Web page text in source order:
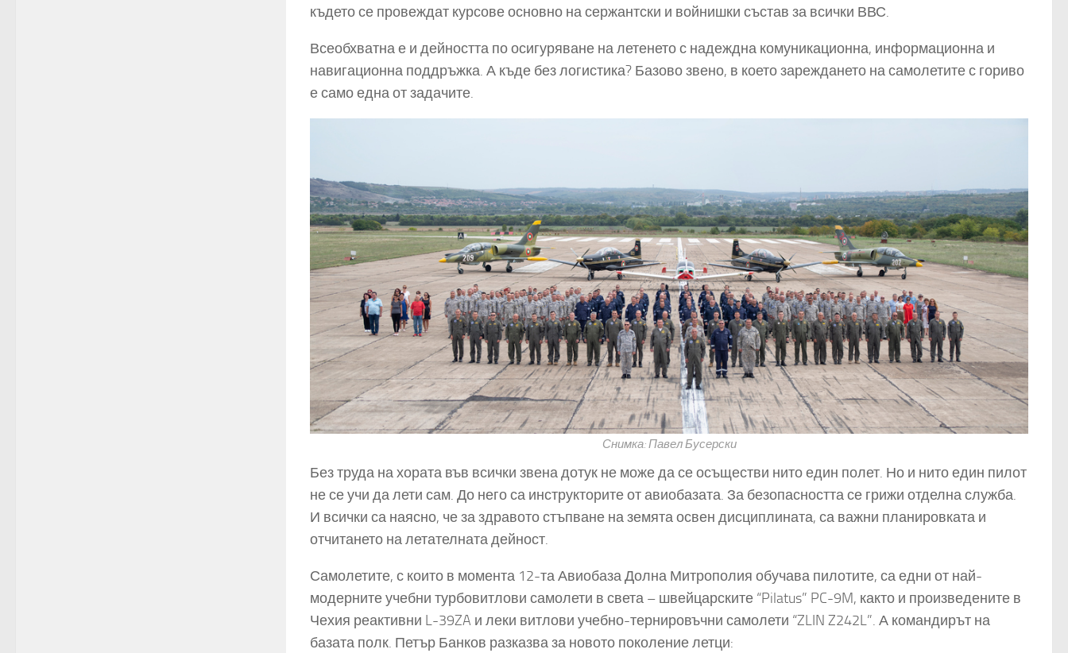
където се провеждат курсове основно на сержантски и войнишки състав за всички ВВС.
Всеобхватна е и дейността по осигуряване на летенето с надеждна комуникационна, информационна и
навигационна поддръжка. А къде без логистика? Базово звено, в което зареждането на самолетите с гориво
е само една от задачите.
Снимка: Павел Бусерски
Без труда на хората във всички звена дотук не може да се осъществи нито един полет. Но и нито един пилот
не се учи да лети сам. До него са инструкторите от авиобазата. За безопасността се грижи отделна служба.
И всички са наясно, че за здравото стъпване на земята освен дисциплината, са важни планировката и
отчитането на летателната дейност.
Самолетите, с които в момента 12-та Авиобаза Долна Митрополия обучава пилотите, са едни от най-
модерните учебни турбовитлови самолети в света – швейцарските “Pilatus” PC-9M, както и произведените в
Чехия реактивни L-39ZA и леки витлови учебно-тернировъчни самолети “ZLIN Z242L”. А командирът на
базата полк. Петър Банков разказва за новото поколение летци: